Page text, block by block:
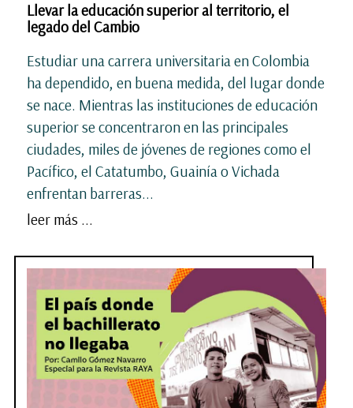
Llevar la educación superior al territorio, el
legado del Cambio
Estudiar una carrera universitaria en Colombia
ha dependido, en buena medida, del lugar donde
se nace. Mientras las instituciones de educación
superior se concentraron en las principales
ciudades, miles de jóvenes de regiones como el
Pacífico, el Catatumbo, Guainía o Vichada
enfrentan barreras...
leer más ...